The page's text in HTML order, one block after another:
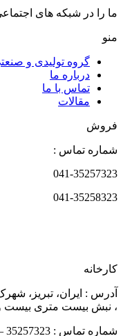
ما را در شبکه های
منو
گروه تولیدی و
درباره ما
تماس با ما
مقالات
فروش
شماره تماس :
041-35257323
041-35258323
کارخانه
آدرس : ایران، تبریز،
، نبش بیست متری بیست
شماره تماس : 35257323 – 041 ، 35258323 – 041